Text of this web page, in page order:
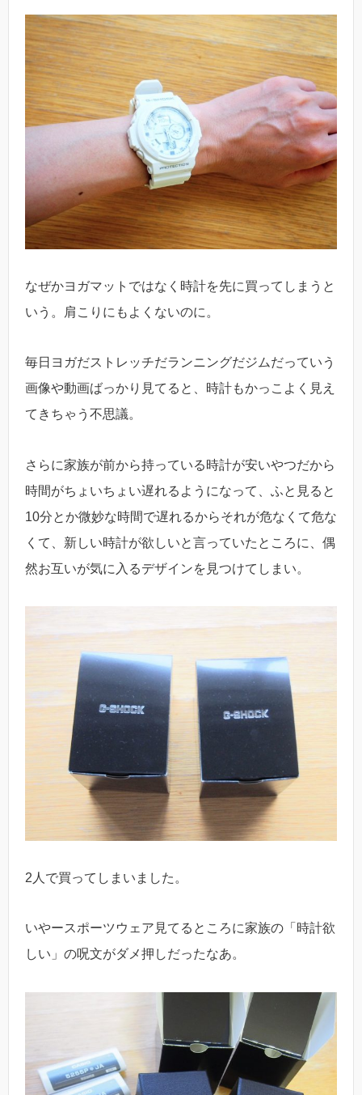
なぜかヨガマットではなく時計を先に買ってしまうと
いう。肩こりにもよくないのに。
毎日ヨガだストレッチだランニングだジムだっていう
画像や動画ばっかり見てると、時計もかっこよく見え
てきちゃう不思議。
さらに家族が前から持っている時計が安いやつだから
時間がちょいちょい遅れるようになって、ふと見ると
10分とか微妙な時間で遅れるからそれが危なくて危な
くて、新しい時計が欲しいと言っていたところに、偶
然お互いが気に入るデザインを見つけてしまい。
2人で買ってしまいました。
いやースポーツウェア見てるところに家族の「時計欲
しい」の呪文がダメ押しだったなあ。